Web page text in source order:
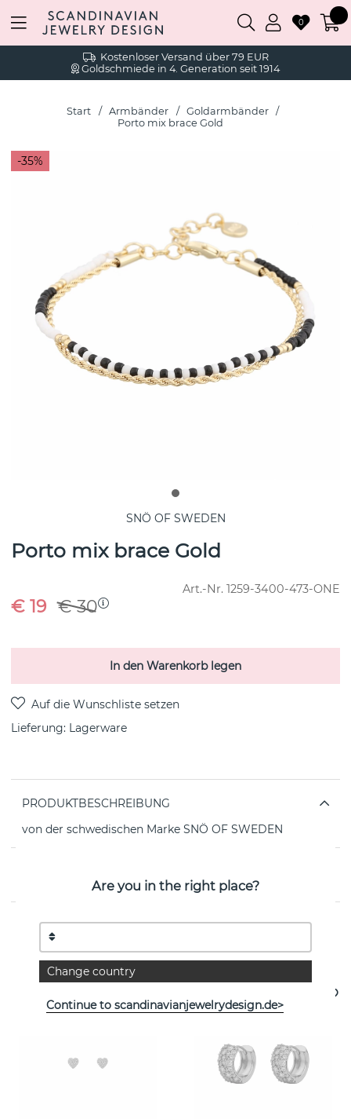
Kostenloser Versand über 79 EUR
Goldschmiede in 4. Generation seit 1914
0
Start Armbänder
Goldarmbänder
Porto mix brace Gold
35
SNÖ OF SWEDEN
Porto mix brace Gold
Art.-Nr. 1259-3400-473-ONE
€ 30
€ 19
In den Warenkorb legen
Lieferung: Lagerware
PRODUKTBESCHREIBUNG
von der schwedischen Marke SNÖ OF SWEDEN
Weitere Artikel ansehen
Are you in the right place?
Change country
Continue to scandinavianjewelrydesign.de>